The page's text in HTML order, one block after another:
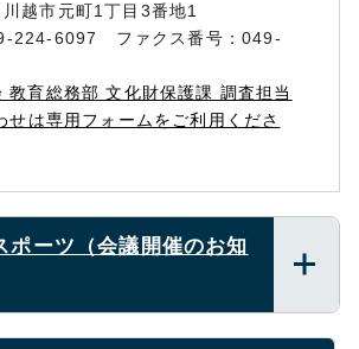
越市元町1丁目3番地1
224-6097 ファクス番号：049-
教育総務部 文化財保護課 調査担当
せは専用フォームをご利用くださ
ポーツ（会議開催のお知